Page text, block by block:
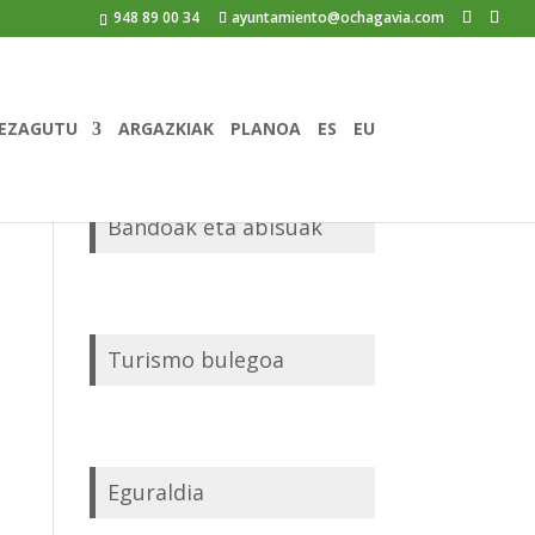
948 89 00 34 ayuntamiento@ochagavia.com
EZAGUTU ARGAZKIAK PLANOA ES EU
Bandoak eta abisuak
Turismo bulegoa
Eguraldia